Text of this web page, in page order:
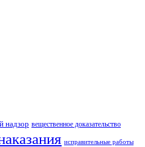
надзор вещественное доказательство
исправительные работы